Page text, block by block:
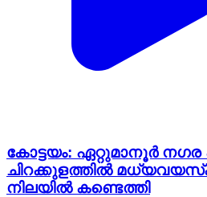
കോട്ടയം: ഏറ്റുമാനൂര്‍
ചിറക്കുളത്തില്‍
നിലയില്‍ കണ്ടെത്തി